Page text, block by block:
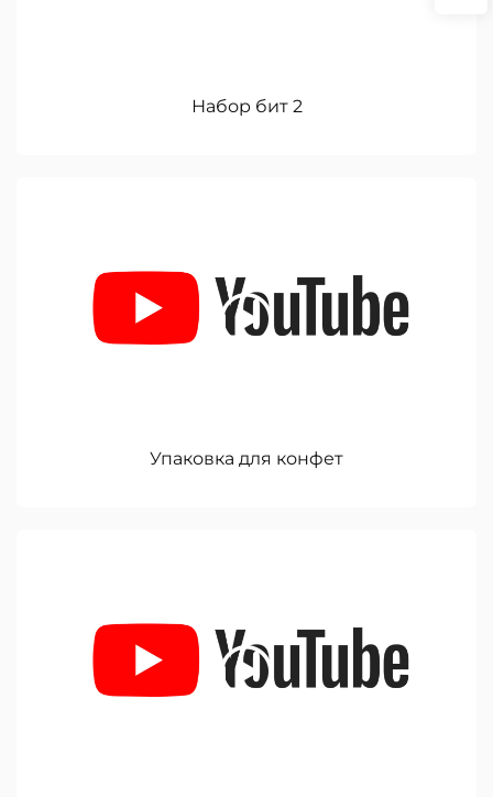
Набор бит 2
Упаковка для конфет